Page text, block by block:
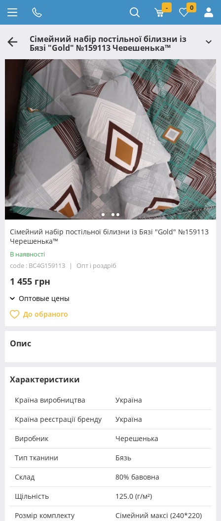
- 0
Сімейний набір постільної білизни із
Бязі "Gold" №159113 Черешенька™
Сімейний набір постільної білизни із Бязі "Gold" №159113
Черешенька™
В наявності
code : BC4G159113
Опт і роздріб
1 455 грн
Оптовые цены
До обраного
Опис
Характеристики
Країна виробництва Україна
Країна реєстрації бренду Україна
Виробник Черешенька
Тип тканини Бязь
Склад 80% бавовна
Щільність 125.0 (г/м²)
Розмір комплекту Сімейний максі (240*220)